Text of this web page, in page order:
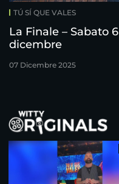
TÚ SÍ QUE VALES
La Finale – Sabato 6
dicembre
07 Dicembre 2025